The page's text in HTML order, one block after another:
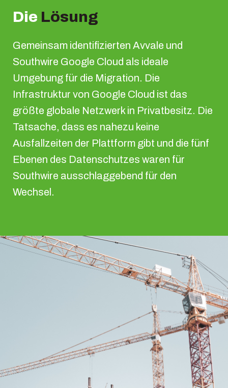
Die Lösung
Gemeinsam identifizierten Avvale und
Southwire Google Cloud als ideale
Umgebung für die Migration. Die
Infrastruktur von Google Cloud ist das
größte globale Netzwerk in Privatbesitz. Die
Tatsache, dass es nahezu keine
Ausfallzeiten der Plattform gibt und die fünf
Ebenen des Datenschutzes waren für
Southwire ausschlaggebend für den
Wechsel.